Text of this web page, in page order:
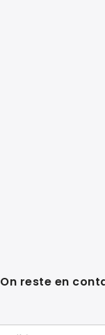
On reste en